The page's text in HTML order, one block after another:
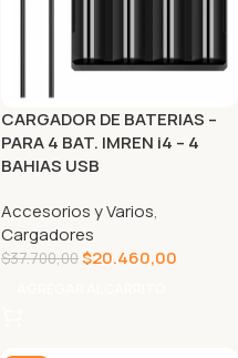
CARGADOR DE BATERIAS –
PARA 4 BAT. IMREN i4 – 4
BAHIAS USB
Accesorios y Varios,
Cargadores
$37.700,00$20.460,00